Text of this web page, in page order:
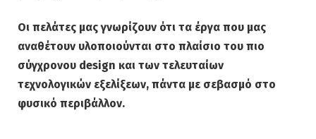
Οι πελάτες μας γνωρίζουν ότι τα έργα που μας
αναθέτουν υλοποιούνται στο πλαίσιο του πιο
σύγχρονου design και των τελευταίων
τεχνολογικών εξελίξεων, πάντα με σεβασμό στο
φυσικό περιβάλλον.